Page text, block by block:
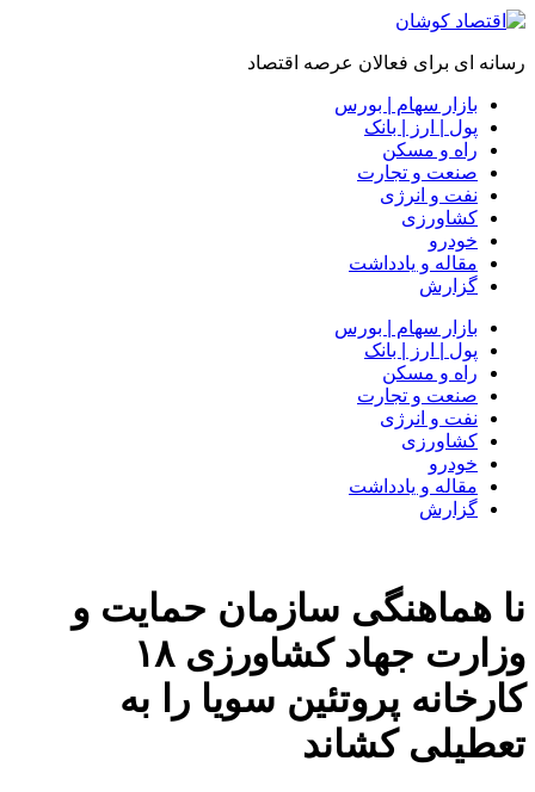
رسانه ای برای فعالان عرصه اقتصاد
بازار سهام | بورس
پول | ارز | بانک
راه و مسکن
صنعت و تجارت
نفت و انرژی
کشاورزی
خودرو
مقاله و یادداشت
گزارش
بازار سهام | بورس
پول | ارز | بانک
راه و مسکن
صنعت و تجارت
نفت و انرژی
کشاورزی
خودرو
مقاله و یادداشت
گزارش
نا هماهنگی سازمان حمایت و
وزارت جهاد کشاورزی ۱۸
کارخانه پروتئین سویا را به
تعطیلی کشاند